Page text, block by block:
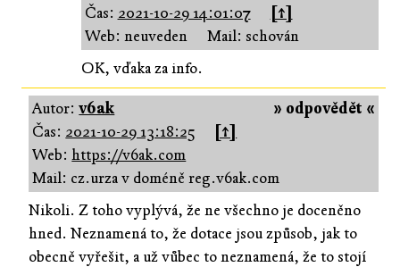
Čas: 2021-10-29 14:01:07
[↑]
Web: neuveden
Mail: schován
OK, vďaka za info.
» odpovědět «
Autor:v6ak
Čas: 2021-10-29 13:18:25
[↑]
Web:https://v6ak.com
Mail: cz.urza v doméně reg.v6ak.com
Nikoli. Z toho vyplývá, že ne všechno je doceněno
hned. Neznamená to, že dotace jsou způsob, jak to
obecně vyřešit, a už vůbec to neznamená, že to stojí